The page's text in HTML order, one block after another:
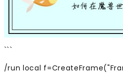
```
/run local